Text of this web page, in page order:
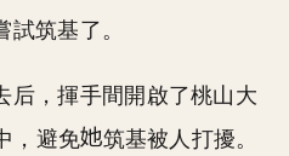
試筑基了。
后，揮手間開啟了桃山大
，避免
筑基被人打擾。